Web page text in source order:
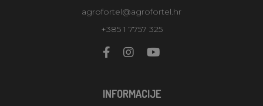
agrofortel@agrofortel.hr
+385 1 7757 325
INFORMACIJE